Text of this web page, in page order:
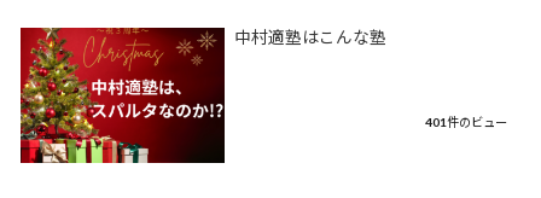
中村適塾はこんな塾
401件のビュー